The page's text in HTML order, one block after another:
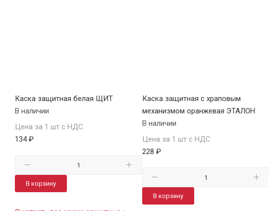
Каска защитная белая ЩИТ
В наличии
Цена за 1 шт с НДС
134 ₽
В корзину
Каска защитная с храповым
механизмом оранжевая ЭТАЛОН
В наличии
Цена за 1 шт с НДС
228 ₽
В корзину